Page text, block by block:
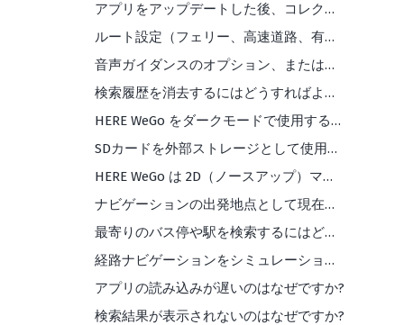
アプリをアップデートした後、コレクションが消えてしまいました。どうすればよいですか？
ルート設定（フェリー、高速道路、有料道路など）を適用するにはどうすればよいですか?
音声ガイダンスのオプション、またはサポートされている言語は何ですか?
検索履歴を消去するにはどうすればよいですか?
HERE WeGo をダークモードで使用するにはどうすればよいですか?
SDカードを外部ストレージとして使用するにはどうすればよいですか?
HERE WeGo は 2D（ノースアップ）マップビューに対応していますか?
ナビゲーションの出発地点として現在地を使用したくありません。 どうすれば変更できますか？
最寄りのバス停や駅を検索するにはどうすればよいですか?
経路ナビゲーションをシミュレーションするにはどうすればよいですか?
アプリの読み込みが遅いのはなぜですか?
検索結果が表示されないのはなぜですか?